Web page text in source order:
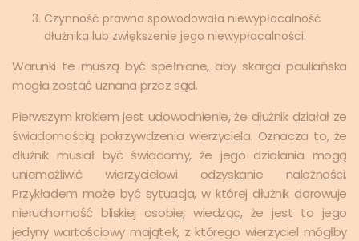
Czynność prawna spowodowała niewypłacalność
dłużnika lub zwiększenie jego niewypłacalności.
Warunki te muszą być spełnione, aby skarga pauliańska
mogła zostać uznana przez sąd.
Pierwszym krokiem jest udowodnienie, że dłużnik działał ze
świadomością pokrzywdzenia wierzyciela. Oznacza to, że
dłużnik musiał być świadomy, że jego działania mogą
uniemożliwić wierzycielowi odzyskanie należności.
Przykładem może być sytuacja, w której dłużnik darowuje
nieruchomość bliskiej osobie, wiedząc, że jest to jego
jedyny wartościowy majątek, z którego wierzyciel mógłby